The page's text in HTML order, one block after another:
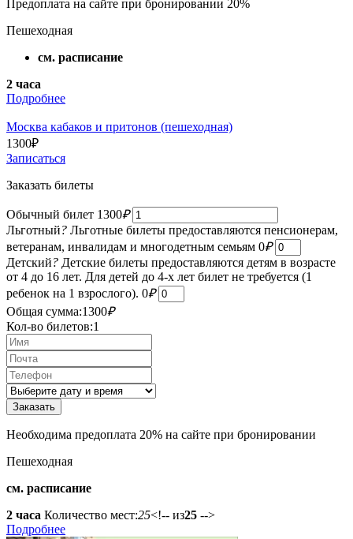
Предоплата на сайте при бронировании 20%
Пешеходная
см. расписание
2 часа
Подробнее
Москва кабаков и притонов (пешеходная)
1300₽
Записаться
Заказать билеты
Обычный билет 1300₽
Льготный? Льготные билеты предоставляются пенсионерам,
ветеранам, инвалидам и многодетным семьям 0₽
Детский? Детские билеты предоставляются детям в возрасте
от 4 до 16 лет. Для детей до 4-х лет билет не требуется (1
ребенок на 1 взрослого). 0₽
Общая сумма:1300₽
Кол-во билетов:1
Необходима предоплата 20% на сайте при бронировании
Пешеходная
см. расписание
2 часа Количество мест:25<!-- из25 -->
Подробнее